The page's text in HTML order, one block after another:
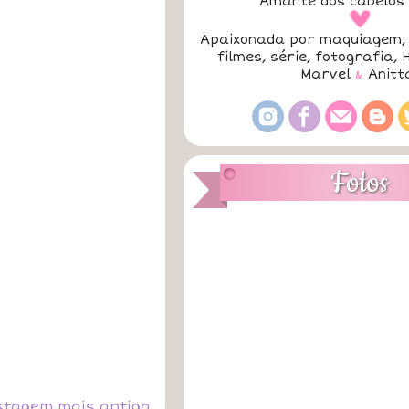
a
Apaixonada por maquiagem,
filmes, série, fotografia,
Marvel &
Fotos